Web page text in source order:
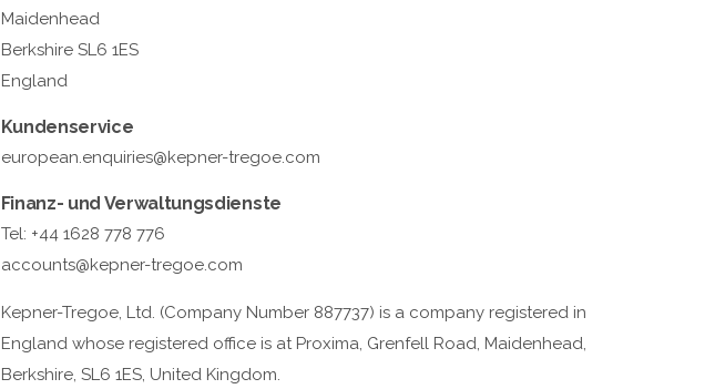
Maidenhead
Berkshire SL6 1ES
England
Kundenservice
european.enquiries@kepner-tregoe.com
Finanz- und Verwaltungsdienste
Tel: +44 1628 778 776
accounts@kepner-tregoe.com
Kepner-Tregoe, Ltd. (Company Number 887737) is a company registered in
England whose registered office is at Proxima, Grenfell Road, Maidenhead,
Berkshire, SL6 1ES, United Kingdom.